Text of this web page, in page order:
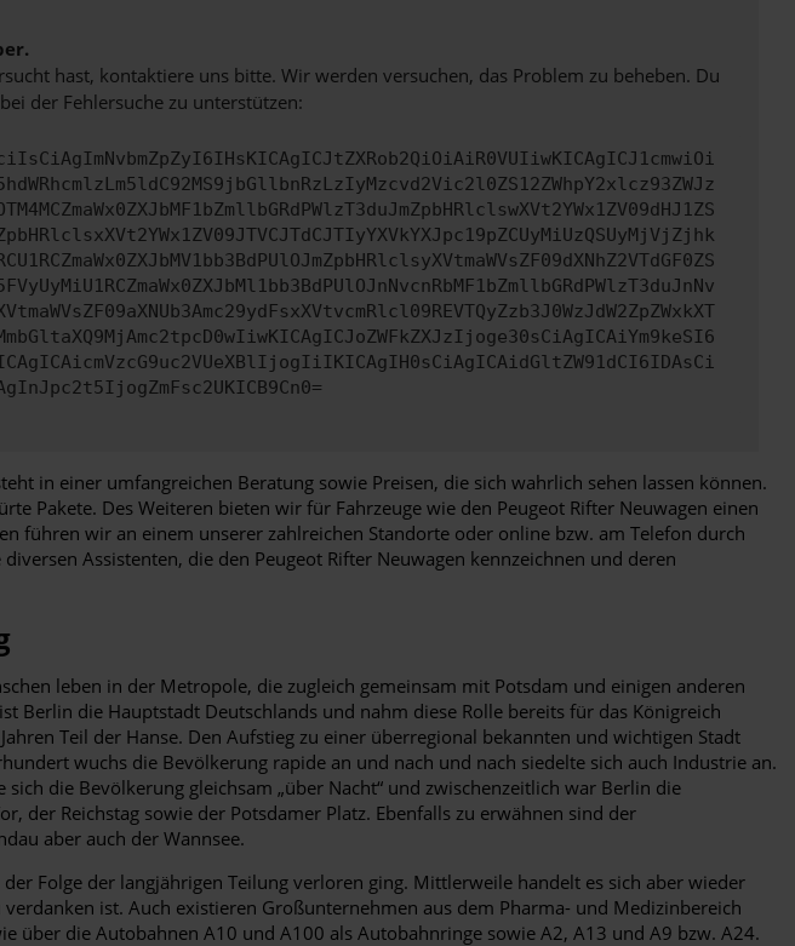
hast, kontaktiere uns bitte. Wir werden versuchen, das Problem zu beheben. Du
der Fehlersuche zu unterstützen:
in einer umfangreichen Beratung sowie Preisen, die sich wahrlich sehen lassen können.
Pakete. Des Weiteren bieten wir für Fahrzeuge wie den Peugeot Rifter Neuwagen einen
führen wir an einem unserer zahlreichen Standorte oder online bzw. am Telefon durch
Assistenten, die den Peugeot Rifter Neuwagen kennzeichnen und deren
leben in der Metropole, die zugleich gemeinsam mit Potsdam und einigen anderen
die Hauptstadt Deutschlands und nahm diese Rolle bereits für das Königreich
Teil der Hanse. Den Aufstieg zu einer überregional bekannten und wichtigen Stadt
wuchs die Bevölkerung rapide an und nach und nach siedelte sich auch Industrie an.
die Bevölkerung gleichsam „über Nacht“ und zwischenzeitlich war Berlin die
der Reichstag sowie der Potsdamer Platz. Ebenfalls zu erwähnen sind der
aber auch der Wannsee.
Folge der langjährigen Teilung verloren ging. Mittlerweile handelt es sich aber wieder
ist. Auch existieren Großunternehmen aus dem Pharma- und Medizinbereich
über die Autobahnen A10 und A100 als Autobahnringe sowie A2, A13 und A9 bzw. A24.